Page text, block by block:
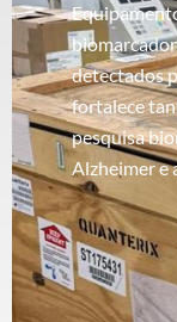
detectados
fortalece
pesquisa
Alzheimer e